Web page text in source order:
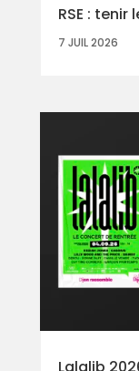
RSE :
7 JUIL 2026